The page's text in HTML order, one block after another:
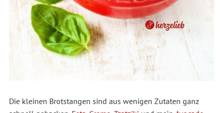
Die kleinen Brotstangen sind aus wenigen Zutaten ganz